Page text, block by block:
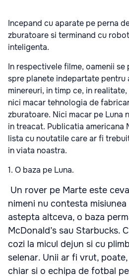
Incepand cu aparate pe perna
zburatoare si terminand cu
inteligenta.
In respectivele filme, oamenii
spre planete indepartate pentru
minereuri, in timp ce, in
nici macar tehnologia de
zburatoare. Nici macar pe Luna
in treacat. Publicatia americana
lista cu noutatile care ar fi
in viata noastra.
1. O baza pe Luna.
Un rover pe Marte este
nimeni nu contesta
astepta altceva, o baza
McDonald’s sau Starbucks.
cozi la micul dejun si cu
selenar. Unii ar fi vrut,
chiar si o echipa de fotbal